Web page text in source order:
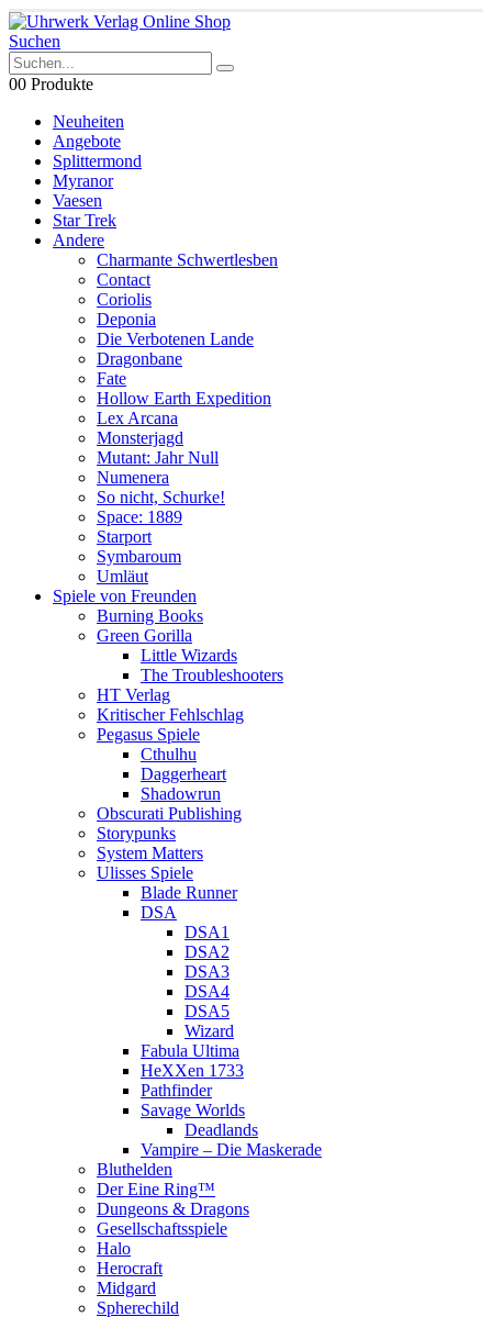
Suchen
00 Produkte
Neuheiten
Angebote
Splittermond
Myranor
Vaesen
Star Trek
Andere
Charmante Schwertlesben
Contact
Coriolis
Deponia
Die Verbotenen Lande
Dragonbane
Fate
Hollow Earth Expedition
Lex Arcana
Monsterjagd
Mutant: Jahr Null
Numenera
So nicht, Schurke!
Space: 1889
Starport
Symbaroum
Umläut
Spiele von Freunden
Burning Books
Green Gorilla
Little Wizards
The Troubleshooters
HT Verlag
Kritischer Fehlschlag
Pegasus Spiele
Cthulhu
Daggerheart
Shadowrun
Obscurati Publishing
Storypunks
System Matters
Ulisses Spiele
Blade Runner
DSA
DSA1
DSA2
DSA3
DSA4
DSA5
Wizard
Fabula Ultima
HeXXen 1733
Pathfinder
Savage Worlds
Deadlands
Vampire – Die Maskerade
Bluthelden
Der Eine Ring™
Dungeons & Dragons
Gesellschaftsspiele
Halo
Herocraft
Midgard
Spherechild